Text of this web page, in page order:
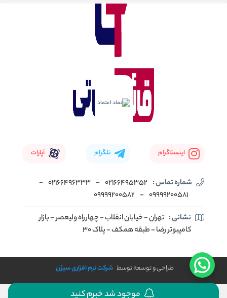
اینستاگرام تلگرام آپارات
شماره تماس : 02166495352
-
02166496333
-
09999200581
-
09999200582
نشانی : تهران - خیابان انقلاب - چهارراه ولیعصر - بازار
کامپیوتر رضا - طبقه همکف - پلاک 30
طراحی و توسعه توسط شرکت نرم افزاری سیژن